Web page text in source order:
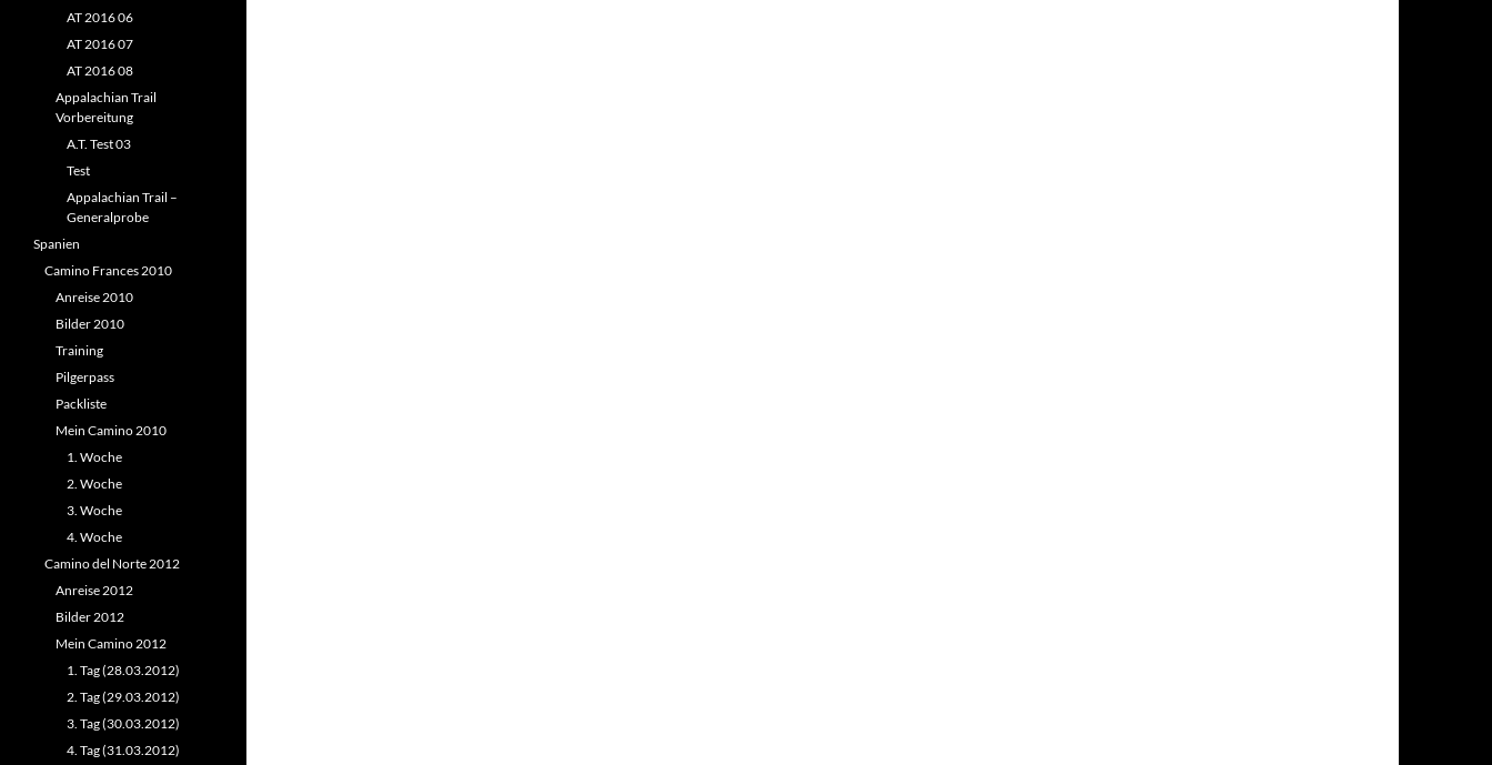
AT 2016 06
AT 2016 07
AT 2016 08
Appalachian Trail
Vorbereitung
A.T. Test 03
Test
Appalachian Trail –
Generalprobe
Spanien
Camino Frances 2010
Anreise 2010
Bilder 2010
Training
Pilgerpass
Packliste
Mein Camino 2010
1. Woche
2. Woche
3. Woche
4. Woche
Camino del Norte 2012
Anreise 2012
Bilder 2012
Mein Camino 2012
1. Tag (28.03.2012)
2. Tag (29.03.2012)
3. Tag (30.03.2012)
4. Tag (31.03.2012)